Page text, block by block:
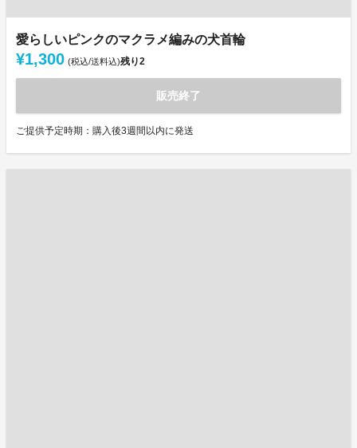
愛らしいピンクのマクラメ編みの犬首輪
¥1,300 (税込/送料込)残り2
販売終了
ご提供予定時期：購入後3週間以内に発送